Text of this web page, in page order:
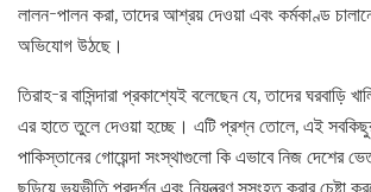
লালন-পালন করা, তাদের আশ্রয় দেওয়া এবং কর্মকাণ্ড
অভিযোগ উঠছে।
তিরাহ-র বাসিন্দারা প্রকাশ্যেই বলেছেন যে, তাদের ঘরবাড়ি
এর হাতে তুলে দেওয়া হচ্ছে। এটি প্রশ্ন তোলে, এই
পাকিস্তানের গোয়েন্দা সংস্থাগুলো কি এভাবে নিজ দেশের